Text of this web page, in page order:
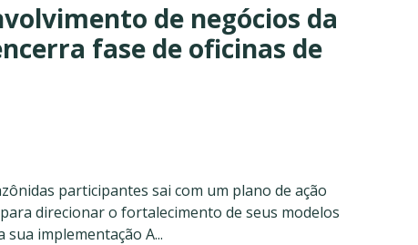
de negócios da
fase de oficinas de
participantes sai com um plano de ação
direcionar o fortalecimento de seus modelos
implementação A...